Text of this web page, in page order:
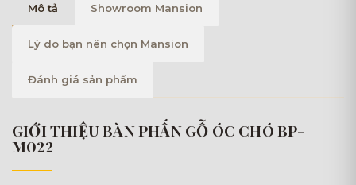
Mô tả Showroom Mansion
Lý do bạn nên chọn Mansion
Đánh giá sản phẩm
GIỚI THIỆU BÀN PHẤN GỖ ÓC CHÓ BP-
M022